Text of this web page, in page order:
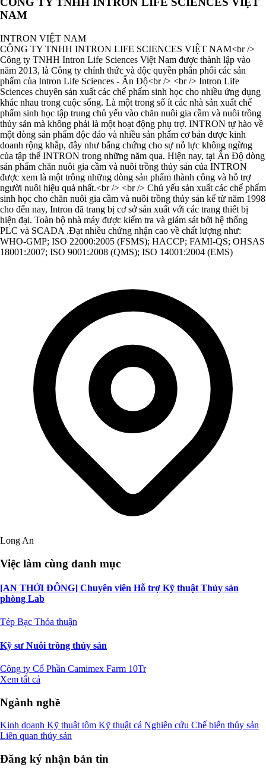
NAM
INTRON VIỆT NAM
CÔNG TY TNHH INTRON LIFE SCIENCES VIỆT NAM<br />
Công ty TNHH Intron Life Sciences Việt Nam được thành lập vào
năm 2013, là Công ty chính thức và độc quyền phân phối các sản
phẩm của Intron Life Sciences - Ấn Độ<br /> <br /> Intron Life
Sciences chuyên sản xuất các chế phẩm sinh học cho nhiều ứng dụng
khác nhau trong cuộc sống. Là một trong số ít các nhà sản xuất chế
phẩm sinh học tập trung chủ yếu vào chăn nuôi gia cầm và nuôi trồng
thủy sản mà không phải là một hoạt động phụ trợ. INTRON tự hào về
một dòng sản phẩm độc đáo và nhiều sản phẩm cơ bản được kinh
doanh rộng khắp, đây như bằng chứng cho sự nỗ lực không ngừng
của tập thể INTRON trong những năm qua. Hiện nay, tại Ấn Độ dòng
sản phẩm chăn nuôi gia cầm và nuôi trồng thủy sản của INTRON
được xem là một trông những dòng sản phẩm thành công và hỗ trợ
người nuôi hiệu quả nhất.<br /> <br /> Chủ yếu sản xuất các chế phẩm
sinh học cho chăn nuôi gia cầm và nuôi trồng thủy sản kể từ năm 1998
cho đến nay, Intron đã trang bị cơ sở sản xuất với các trang thiết bị
hiện đại. Toàn bộ nhà máy được kiểm tra và giám sát bởi hệ thống
PLC và SCADA .Đạt nhiều chứng nhận cao về chất lượng như:
WHO-GMP; ISO 22000:2005 (FSMS); HACCP; FAMI-QS; OHSAS
18001:2007; ISO 9001:2008 (QMS); ISO 14001:2004 (EMS)
Long An
Việc làm cùng danh mục
[AN THỚI ĐÔNG] Chuyên viên Hỗ trợ Kỹ thuật Thủy sản
phòng Lab
Tép Bạc Thỏa thuận
Kỹ sư Nuôi trồng thủy sản
Công ty Cổ Phần Camimex Farm 10Tr
Xem tất cả
Ngành nghề
Kinh doanh Kỹ thuật tôm Kỹ thuật cá Nghiên cứu Chế biến thủy sản
Liên quan thủy sản
Đăng ký nhận bản tin